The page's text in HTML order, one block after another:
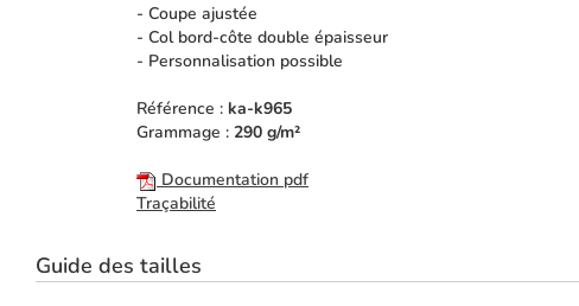
- Coupe ajustée
- Col bord-côte double épaisseur
- Personnalisation possible
Référence : ka-k965
Grammage : 290 g/m²
Documentation pdf
Traçabilité
Guide des tailles